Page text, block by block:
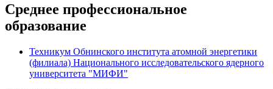
Среднее профессиональное
образование
Техникум Обнинского института атомной энергетики
(филиала) Национального исследовательского ядерного
университета "МИФИ"